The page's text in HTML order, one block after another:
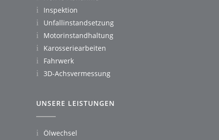
Inspektion
Unfallinstandsetzung
Motorinstandhaltung
Karosseriearbeiten
Fahrwerk
3D-Achsvermessung
UNSERE LEISTUNGEN
Ölwechsel